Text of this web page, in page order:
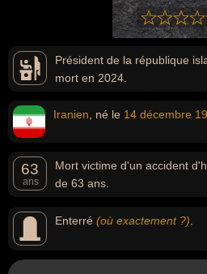
Président de la république
mort en 2024.
Iranien , né le 14 décembre
63
ans
Mort victime d'un accident
de 63 ans.
Enterré (où exactement ?)